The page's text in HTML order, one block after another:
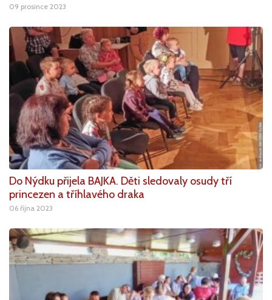
09 prosince 2023
Do Nýdku přijela BAJKA. Děti sledovaly osudy tří
princezen a tříhlavého draka
06 října 2023